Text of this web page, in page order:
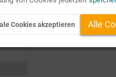
mir das vergegenwärtige,
Cookies akzeptieren Alle